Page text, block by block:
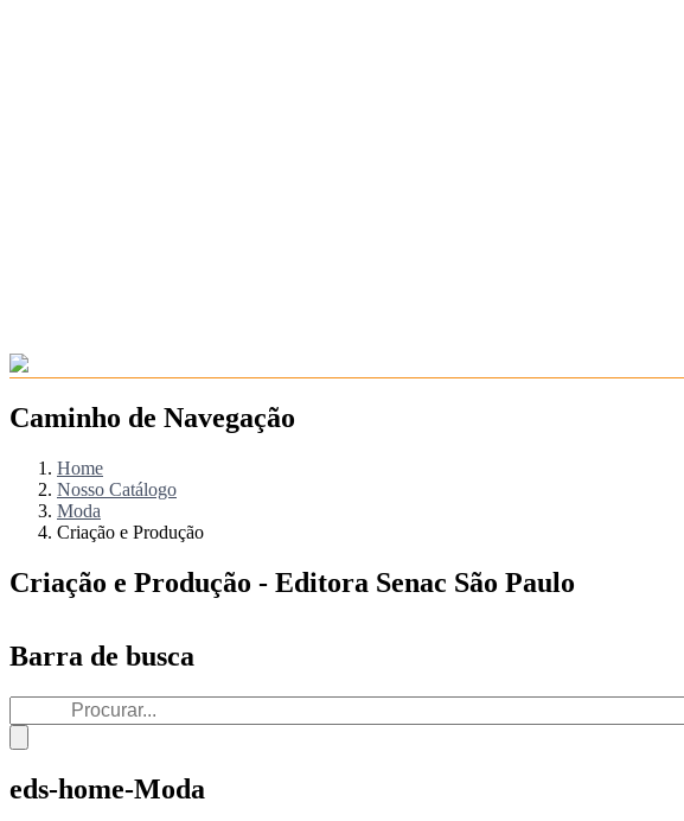
Caminho de Navegação
Home
Nosso Catálogo
Moda
Criação e Produção
Criação e Produção - Editora Senac São Paulo
Barra de busca
eds-home-Moda